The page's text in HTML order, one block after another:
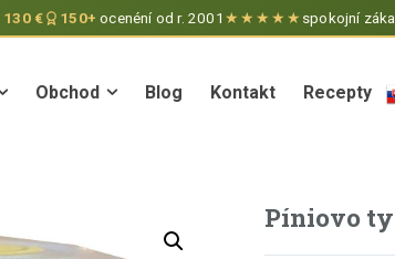
130 € 150+ ocenéní od r. 2001 ★★★★★ spokojní
Obchod Blog Kontakt Recepty
Obchod Blog Kontakt Recepty
Píniovo